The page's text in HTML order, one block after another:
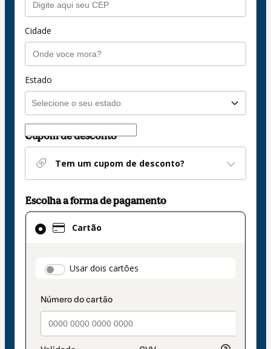
Cidade
Estado
Cupom de desconto
Tem um cupom de desconto?
Escolha a forma de pagamento
Cartão
payment_data.section_title_v2
Usar dois cartões
Cartão
selecionado